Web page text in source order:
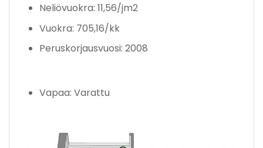
Neliövuokra: 11,56/jm2
Vuokra: 705,16/kk
Peruskorjausvuosi: 2008
Vapaa: Varattu